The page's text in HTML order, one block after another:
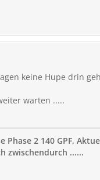
keine Hupe drin
warten .....
Phase 2 140 GPF,
zwischendurch ......